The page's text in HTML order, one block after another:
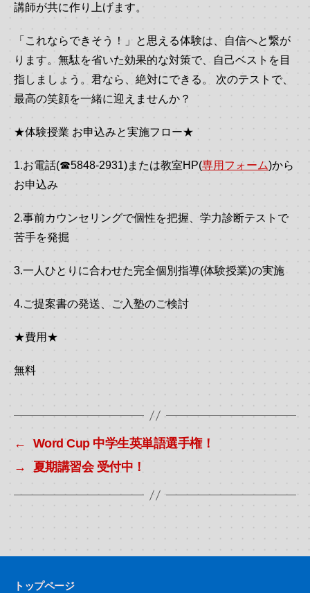
講師が共に作り上げます。
「これならできそう！」と思える体験は、自信へと繋が
ります。無駄を省いた効果的な対策で、自己ベストを目
指しましょう。君なら、絶対にできる。 次のテストで、
最高の笑顔を一緒に迎えませんか？
★体験授業 お申込みと実施フロー★
1.お電話(☎5848-2931)または教室HP(専用フォーム)から
お申込み
2.事前カウンセリングで個性を把握、学力診断テストで
苦手を発掘
3.一人ひとりに合わせた完全個別指導(体験授業)の実施
4.ご提案書の発送、ご入塾のご検討
★費用★
無料
←
Word Cup 中学生英単語選手権！
→
夏期講習会 受付中！
トップページ